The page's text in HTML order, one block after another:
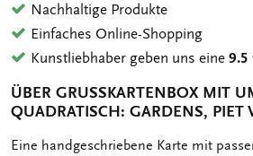
Nachhaltige Produkte
Einfaches Online-Shopping
Kunstliebhaber geben uns eine9.5
ÜBER GRUSSKARTENBOX MIT
UADRATISCH: GARDENS, PIET
OMSCHRIJVING
Eine handgeschriebene Karte mit